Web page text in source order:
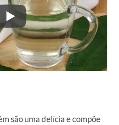
são uma delícia e compõe